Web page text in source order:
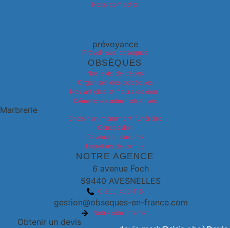
Nous contacter
prévoyance
Prévoir ses obsèques
OBSÈQUES
Nos avis de décès
Organiser des obsèques
Nos articles et fleurs de deuil
Démarches administratives
Marbrerie
Choisir un monument funéraire
Concession
Caveau ou cavurne
Entretien de tombe
NOTRE AGENCE
6 avenue Foch
59440 AVESNELLES
0 800 400 115
gestion@obseques-en-france.com
Notre site internet
Obtenir un devis